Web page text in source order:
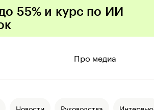
55% и курс по ИИ
Про медиа